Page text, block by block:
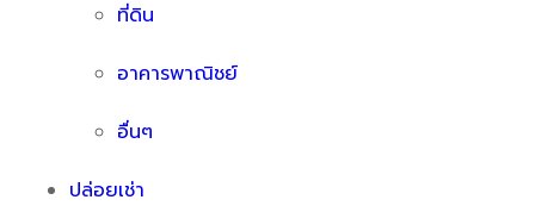
ที่ดิน
อาคารพาณิชย์
อื่นๆ
ปล่อยเช่า